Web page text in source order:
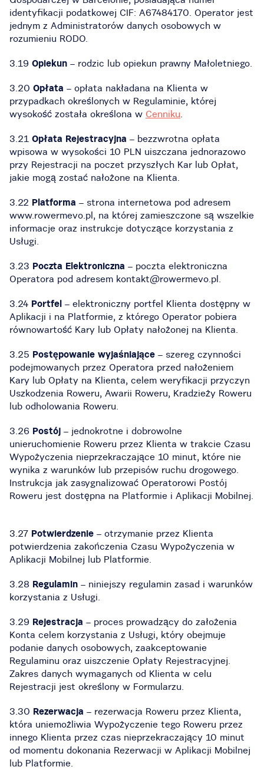
identyfikacji podatkowej CIF: A67484170. Operator jest
jednym z Administratorów danych osobowych w
rozumieniu RODO.
3.19 Opiekun – rodzic lub opiekun prawny Małoletniego.
3.20 Opłata – opłata nakładana na Klienta w
przypadkach określonych w Regulaminie, której
wysokość została określona w Cenniku.
3.21 Opłata Rejestracyjna – bezzwrotna opłata
wpisowa w wysokości 10 PLN uiszczana jednorazowo
przy Rejestracji na poczet przyszłych Kar lub Opłat,
jakie mogą zostać nałożone na Klienta.
3.22 Platforma – strona internetowa pod adresem
www.rowermevo.pl, na której zamieszczone są wszelkie
informacje oraz instrukcje dotyczące korzystania z
Usługi.
3.23 Poczta Elektroniczna – poczta elektroniczna
Operatora pod adresem kontakt@rowermevo.pl.
3.24 Portfel – elektroniczny portfel Klienta dostępny w
Aplikacji i na Platformie, z którego Operator pobiera
równowartość Kary lub Opłaty nałożonej na Klienta.
3.25 Postępowanie wyjaśniające – szereg czynności
podejmowanych przez Operatora przed nałożeniem
Kary lub Opłaty na Klienta, celem weryfikacji przyczyn
Uszkodzenia Roweru, Awarii Roweru, Kradzieży Roweru
lub odholowania Roweru.
3.26 Postój – jednokrotne i dobrowolne
unieruchomienie Roweru przez Klienta w trakcie Czasu
Wypożyczenia nieprzekraczające 10 minut, które nie
wynika z warunków lub przepisów ruchu drogowego.
Instrukcja jak zasygnalizować Operatorowi Postój
Roweru jest dostępna na Platformie i Aplikacji Mobilnej.
3.27 Potwierdzenie – otrzymanie przez Klienta
potwierdzenia zakończenia Czasu Wypożyczenia w
Aplikacji Mobilnej lub Platformie.
3.28 Regulamin – niniejszy regulamin zasad i warunków
korzystania z Usługi.
3.29 Rejestracja – proces prowadzący do założenia
Konta celem korzystania z Usługi, który obejmuje
podanie danych osobowych, zaakceptowanie
Regulaminu oraz uiszczenie Opłaty Rejestracyjnej.
Zakres danych wymaganych od Klienta w celu
Rejestracji jest określony w Formularzu.
3.30 Rezerwacja – rezerwacja Roweru przez Klienta,
która uniemożliwia Wypożyczenie tego Roweru przez
innego Klienta przez czas nieprzekraczający 10 minut
od momentu dokonania Rezerwacji w Aplikacji Mobilnej
lub Platformie.